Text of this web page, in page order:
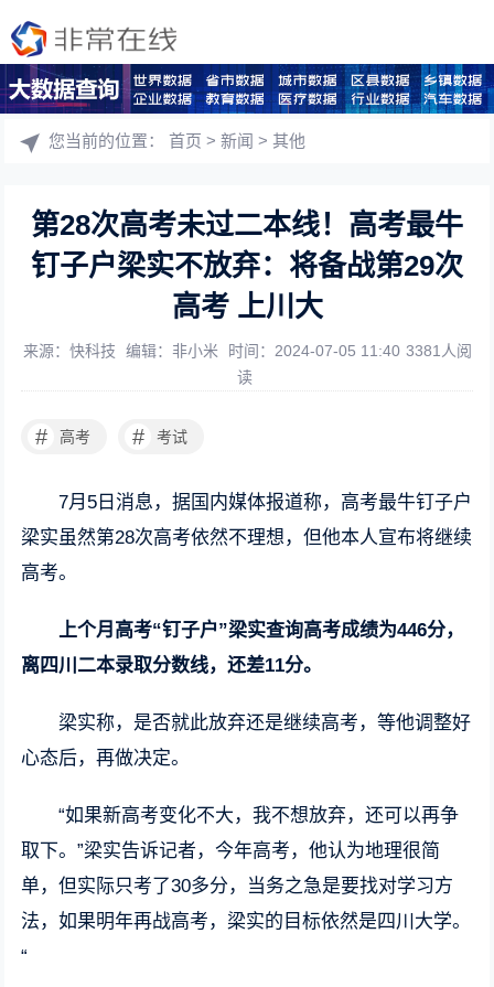
您当前的位置：首页 >新闻 >其他
第28次高考未过二本线！高考最牛
钉子户梁实不放弃：将备战第29次
高考 上川大
来源：快科技 编辑：非小米 时间：2024-07-05 11:40 3381人阅
读
# 高考 # 考试
7月5日消息，据国内媒体报道称，高考最牛钉子户
梁实虽然第28次高考依然不理想，但他本人宣布将继续
高考。
上个月高考“钉子户”梁实查询高考成绩为446分，
离四川二本录取分数线，还差11分。
梁实称，是否就此放弃还是继续高考，等他调整好
心态后，再做决定。
“如果新高考变化不大，我不想放弃，还可以再争
取下。”梁实告诉记者，今年高考，他认为地理很简
单，但实际只考了30多分，当务之急是要找对学习方
法，如果明年再战高考，梁实的目标依然是四川大学。
“